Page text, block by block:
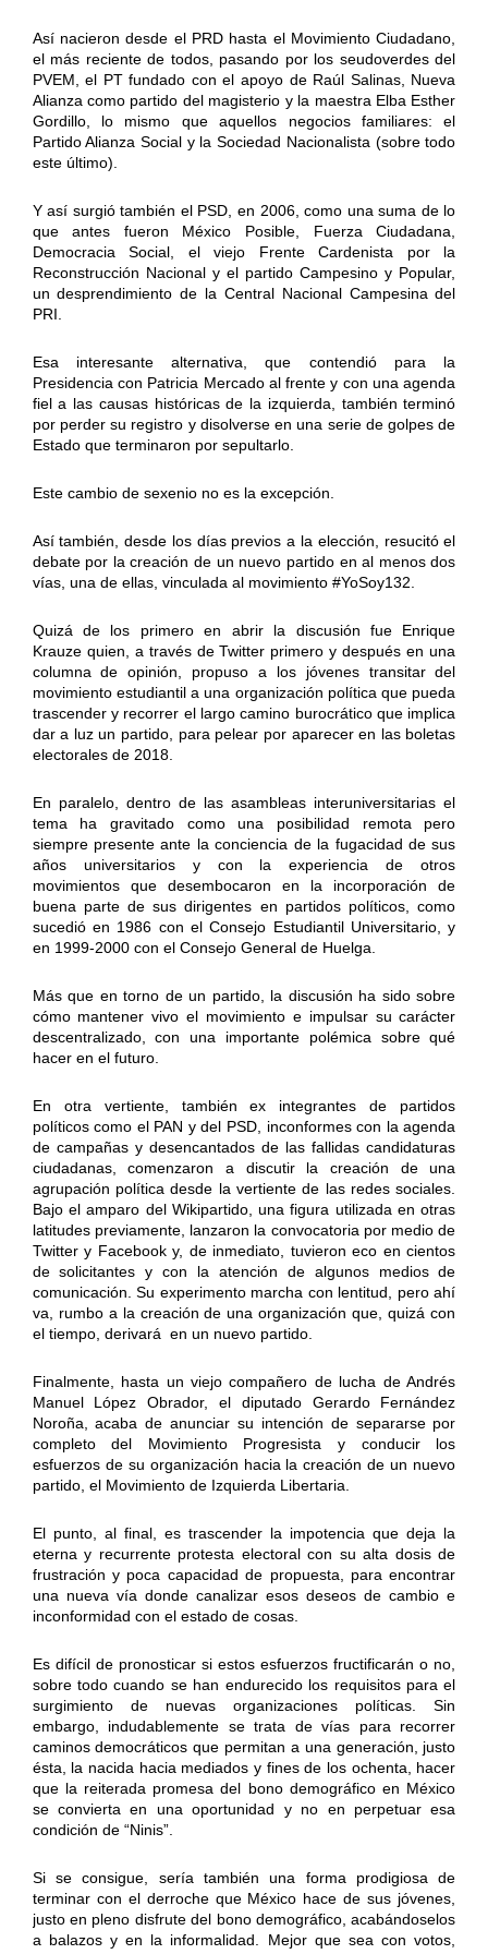
Así nacieron desde el PRD hasta el Movimiento Ciudadano,
el más reciente de todos, pasando por los seudoverdes del
PVEM, el PT fundado con el apoyo de Raúl Salinas, Nueva
Alianza como partido del magisterio y la maestra Elba Esther
Gordillo, lo mismo que aquellos negocios familiares: el
Partido Alianza Social y la Sociedad Nacionalista (sobre todo
este último).
Y así surgió también el PSD, en 2006, como una suma de lo
que antes fueron México Posible, Fuerza Ciudadana,
Democracia Social, el viejo Frente Cardenista por la
Reconstrucción Nacional y el partido Campesino y Popular,
un desprendimiento de la Central Nacional Campesina del
PRI.
Esa interesante alternativa, que contendió para la
Presidencia con Patricia Mercado al frente y con una agenda
fiel a las causas históricas de la izquierda, también terminó
por perder su registro y disolverse en una serie de golpes de
Estado que terminaron por sepultarlo.
Este cambio de sexenio no es la excepción.
Así también, desde los días previos a la elección, resucitó el
debate por la creación de un nuevo partido en al menos dos
vías, una de ellas, vinculada al movimiento #YoSoy132.
Quizá de los primero en abrir la discusión fue Enrique
Krauze quien, a través de Twitter primero y después en una
columna de opinión, propuso a los jóvenes transitar del
movimiento estudiantil a una organización política que pueda
trascender y recorrer el largo camino burocrático que implica
dar a luz un partido, para pelear por aparecer en las boletas
electorales de 2018.
En paralelo, dentro de las asambleas interuniversitarias el
tema ha gravitado como una posibilidad remota pero
siempre presente ante la conciencia de la fugacidad de sus
años universitarios y con la experiencia de otros
movimientos que desembocaron en la incorporación de
buena parte de sus dirigentes en partidos políticos, como
sucedió en 1986 con el Consejo Estudiantil Universitario, y
en 1999-2000 con el Consejo General de Huelga.
Más que en torno de un partido, la discusión ha sido sobre
cómo mantener vivo el movimiento e impulsar su carácter
descentralizado, con una importante polémica sobre qué
hacer en el futuro.
En otra vertiente, también ex integrantes de partidos
políticos como el PAN y del PSD, inconformes con la agenda
de campañas y desencantados de las fallidas candidaturas
ciudadanas, comenzaron a discutir la creación de una
agrupación política desde la vertiente de las redes sociales.
Bajo el amparo del Wikipartido, una figura utilizada en otras
latitudes previamente, lanzaron la convocatoria por medio de
Twitter y Facebook y, de inmediato, tuvieron eco en cientos
de solicitantes y con la atención de algunos medios de
comunicación. Su experimento marcha con lentitud, pero ahí
va, rumbo a la creación de una organización que, quizá con
el tiempo, derivará en un nuevo partido.
Finalmente, hasta un viejo compañero de lucha de Andrés
Manuel López Obrador, el diputado Gerardo Fernández
Noroña, acaba de anunciar su intención de separarse por
completo del Movimiento Progresista y conducir los
esfuerzos de su organización hacia la creación de un nuevo
partido, el Movimiento de Izquierda Libertaria.
El punto, al final, es trascender la impotencia que deja la
eterna y recurrente protesta electoral con su alta dosis de
frustración y poca capacidad de propuesta, para encontrar
una nueva vía donde canalizar esos deseos de cambio e
inconformidad con el estado de cosas.
Es difícil de pronosticar si estos esfuerzos fructificarán o no,
sobre todo cuando se han endurecido los requisitos para el
surgimiento de nuevas organizaciones políticas. Sin
embargo, indudablemente se trata de vías para recorrer
caminos democráticos que permitan a una generación, justo
ésta, la nacida hacia mediados y fines de los ochenta, hacer
que la reiterada promesa del bono demográfico en México
se convierta en una oportunidad y no en perpetuar esa
condición de “Ninis”.
Si se consigue, sería también una forma prodigiosa de
terminar con el derroche que México hace de sus jóvenes,
justo en pleno disfrute del bono demográfico, acabándoselos
a balazos y en la informalidad. Mejor que sea con votos,